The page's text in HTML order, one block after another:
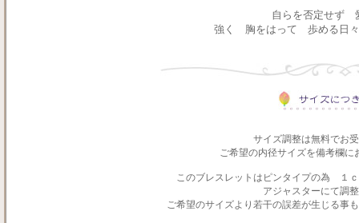
自らを否定せず
強く 胸をはって 歩める日々
サイズ調整は無料でお
ご希望の内径サイズを備考欄に
このブレスレットはピンタイプの為 １
アジャスターにて調
ご希望のサイズより若干の誤差が生じる事